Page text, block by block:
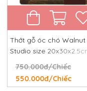
Thớt gỗ óc chó Walnut
Studio size
750.000đ/Chiếc
550.000đ/Chiếc